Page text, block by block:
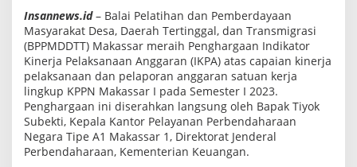
a
r
g
a
a
n
I
K
P
A
d
a
Insannews.id– Balai Pelatihan dan Pemberdayaan
Masyarakat Desa, Daerah Tertinggal, dan Transmigrasi
(BPPMDDTT) Makassar meraih Penghargaan Indikator
Kinerja Pelaksanaan Anggaran (IKPA) atas capaian kinerja
pelaksanaan dan pelaporan anggaran satuan kerja
lingkup KPPN Makassar I pada Semester I 2023.
Penghargaan ini diserahkan langsung oleh Bapak Tiyok
Subekti, Kepala Kantor Pelayanan Perbendaharaan
Negara Tipe A1 Makassar 1, Direktorat Jenderal
Perbendaharaan, Kementerian Keuangan.